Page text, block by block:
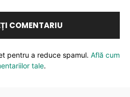
pentru a reduce spamul. Află cum
tale.